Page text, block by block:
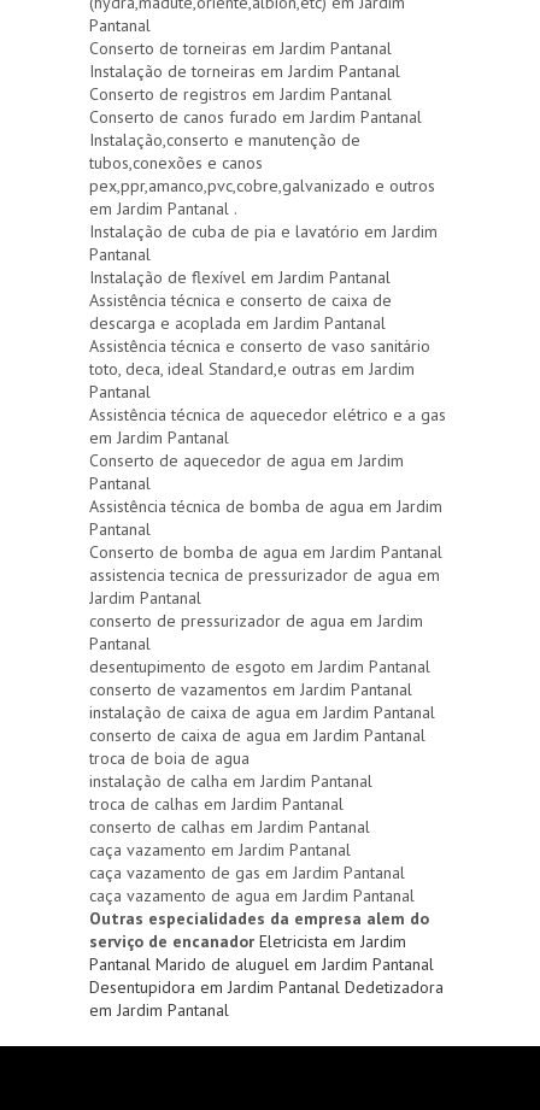
Pantanal
Conserto de torneiras em Jardim Pantanal
Instalação de torneiras em Jardim Pantanal
Conserto de registros em Jardim Pantanal
Conserto de canos furado em Jardim Pantanal
Instalação,conserto e manutenção de
tubos,conexões e canos
pex,ppr,amanco,pvc,cobre,galvanizado e outros
em Jardim Pantanal .
Instalação de cuba de pia e lavatório em Jardim
Pantanal
Instalação de flexível em Jardim Pantanal
Assistência técnica e conserto de caixa de
descarga e acoplada em Jardim Pantanal
Assistência técnica e conserto de vaso sanitário
toto, deca, ideal Standard,e outras em Jardim
Pantanal
Assistência técnica de aquecedor elétrico e a gas
em Jardim Pantanal
Conserto de aquecedor de agua em Jardim
Pantanal
Assistência técnica de bomba de agua em Jardim
Pantanal
Conserto de bomba de agua em Jardim Pantanal
assistencia tecnica de pressurizador de agua em
Jardim Pantanal
conserto de pressurizador de agua em Jardim
Pantanal
desentupimento de esgoto em Jardim Pantanal
conserto de vazamentos em Jardim Pantanal
instalação de caixa de agua em Jardim Pantanal
conserto de caixa de agua em Jardim Pantanal
troca de boia de agua
instalação de calha em Jardim Pantanal
troca de calhas em Jardim Pantanal
conserto de calhas em Jardim Pantanal
caça vazamento em Jardim Pantanal
caça vazamento de gas em Jardim Pantanal
caça vazamento de agua em Jardim Pantanal
Outras especialidades da empresa alem do
serviço de encanador Eletricista em Jardim
Pantanal Marido de aluguel em Jardim Pantanal
Desentupidora em Jardim Pantanal Dedetizadora
em Jardim Pantanal